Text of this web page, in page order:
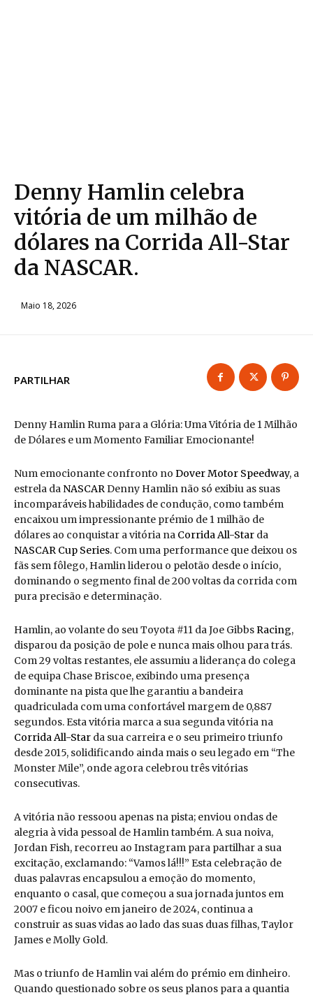
Denny Hamlin celebra
vitória de um milhão de
dólares na Corrida All-Star
da NASCAR.
Maio 18, 2026
PARTILHAR
Denny Hamlin Ruma para a Glória: Uma Vitória de 1 Milhão
de Dólares e um Momento Familiar Emocionante!
Num emocionante confronto no Dover Motor Speedway, a
estrela da NASCARDenny Hamlin não só exibiu as suas
incomparáveis habilidades de condução, como também
encaixou um impressionante prémio de 1 milhão de
dólares ao conquistar a vitória na Corrida All-Star da
NASCAR Cup Series. Com uma performance que deixou os
fãs sem fôlego, Hamlin liderou o pelotão desde o início,
dominando o segmento final de 200 voltas da corrida com
pura precisão e determinação.
Hamlin, ao volante do seu Toyota #11 da Joe GibbsRacing,
disparou da posição de pole e nunca mais olhou para trás.
Com 29 voltas restantes, ele assumiu a liderança do colega
de equipa Chase Briscoe, exibindo uma presença
dominante na pista que lhe garantiu a bandeira
quadriculada com uma confortável margem de 0,887
segundos. Esta vitória marca a sua segunda vitória na
Corrida All-Star da sua carreira e o seu primeiro triunfo
desde 2015, solidificando ainda mais o seu legado em “The
Monster Mile”, onde agora celebrou três vitórias
consecutivas.
A vitória não ressoou apenas na pista; enviou ondas de
alegria à vida pessoal de Hamlin também. A sua noiva,
Jordan Fish, recorreu ao Instagram para partilhar a sua
excitação, exclamando: “Vamos lá!!!” Esta celebração de
duas palavras encapsulou a emoção do momento,
enquanto o casal, que começou a sua jornada juntos em
2007 e ficou noivo em janeiro de 2024, continua a
construir as suas vidas ao lado das suas duas filhas, Taylor
James e Molly Gold.
Mas o triunfo de Hamlin vai além do prémio em dinheiro.
Quando questionado sobre os seus planos para a quantia